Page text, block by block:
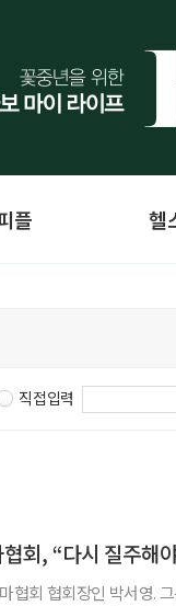
플 헬
직접입력
협회, “다시 질주
협회 협회장인 박서영.